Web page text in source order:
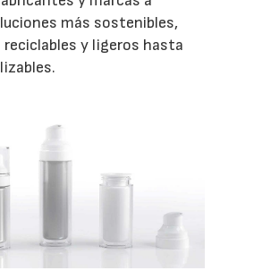
más sostenibles,
reciclables y ligeros hasta